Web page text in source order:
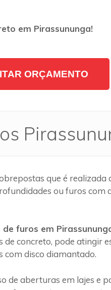
em Pirassununga!
ORÇAMENTO
que é
ou furos com
furos em
de concreto, pode atingir
com disco diamantado.
de aberturas em lajes e